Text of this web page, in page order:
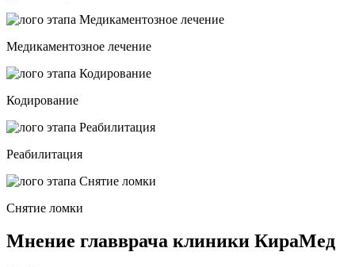
Медикаментозное лечение
Кодирование
Реабилитация
Снятие ломки
Мнение главврача клиники КираМед